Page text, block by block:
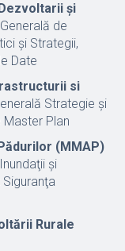
și
de
și Strategii,
Date
si
Strategie și
Plan
(MMAP)
şi
Rurale